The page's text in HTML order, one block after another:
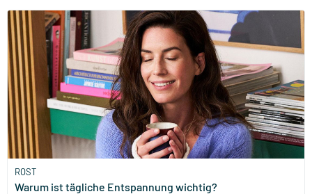
psychischen Funktion beiträgt. Außerdem trägt Magnesium zur
Verringerung von Müdigkeit und Ermüdung bei. In diesem Blog
schauen wir uns an, was Stress genau ist und wie der Körper
darauf reagiert.
ROST
Warum ist tägliche Entspannung wichtig?